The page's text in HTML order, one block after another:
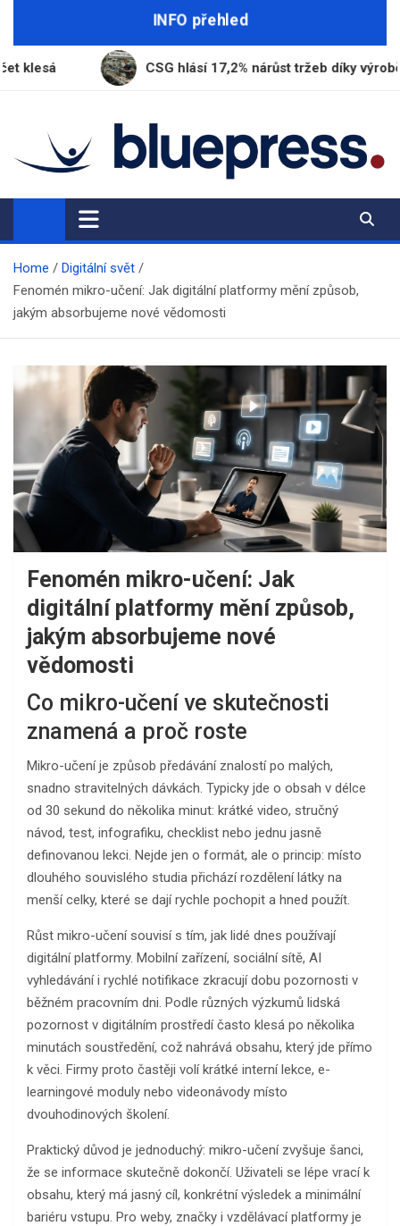
INFO přehled
CSG hlásí 17,2% nárůst tržeb díky výrobě munice
BluePress.cz
Seriózní průvodce moderním životem
Home
Digitální svět
Fenomén mikro-učení: Jak digitální platformy mění způsob,
jakým absorbujeme nové vědomosti
Fenomén mikro-učení: Jak
digitální platformy mění způsob,
jakým absorbujeme nové
vědomosti
Co mikro-učení ve skutečnosti
znamená a proč roste
Mikro-učení je způsob předávání znalostí po malých,
snadno stravitelných dávkách. Typicky jde o obsah v délce
od 30 sekund do několika minut: krátké video, stručný
návod, test, infografiku, checklist nebo jednu jasně
definovanou lekci. Nejde jen o formát, ale o princip: místo
dlouhého souvislého studia přichází rozdělení látky na
menší celky, které se dají rychle pochopit a hned použít.
Růst mikro-učení souvisí s tím, jak lidé dnes používají
digitální platformy. Mobilní zařízení, sociální sítě, AI
vyhledávání i rychlé notifikace zkracují dobu pozornosti v
běžném pracovním dni. Podle různých výzkumů lidská
pozornost v digitálním prostředí často klesá po několika
minutách soustředění, což nahrává obsahu, který jde přímo
k věci. Firmy proto častěji volí krátké interní lekce, e-
learningové moduly nebo videonávody místo
dvouhodinových školení.
Praktický důvod je jednoduchý: mikro-učení zvyšuje šanci,
že se informace skutečně dokončí. Uživateli se lépe vrací k
obsahu, který má jasný cíl, konkrétní výsledek a minimální
bariéru vstupu. Pro weby, značky i vzdělávací platformy je